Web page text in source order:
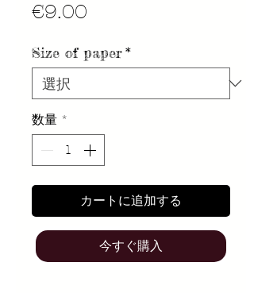
€9.00
Size of paper*
数量 *
カートに追加する
今すぐ購入